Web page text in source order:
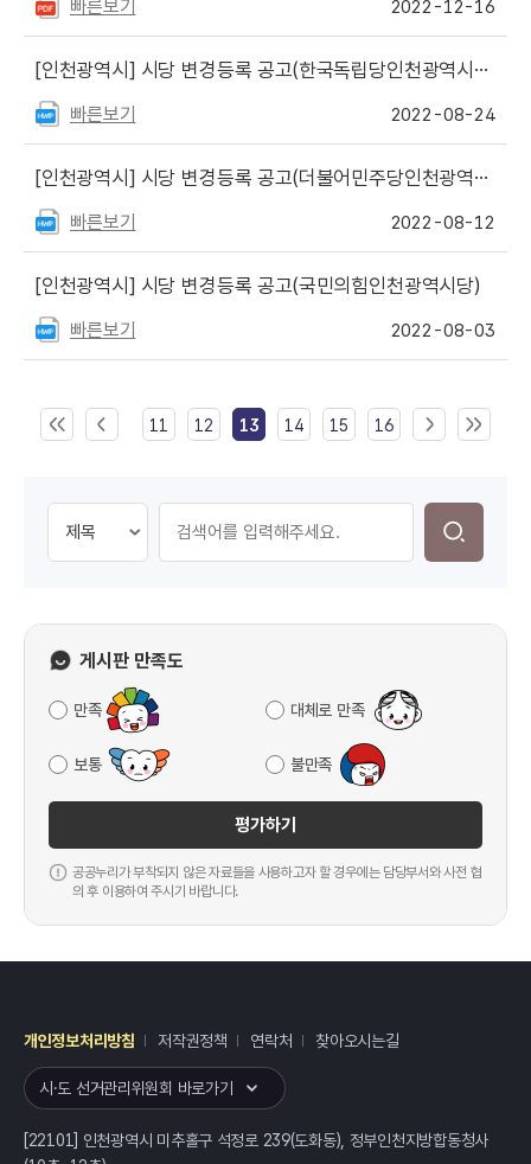
빠른보기 2022-12-16
[인천광역시] 시당 변경등록 공고(한국독립당인천광역시당)
빠른보기 2022-08-24
[인천광역시] 시당 변경등록 공고(더불어민주당인천광역시당)
빠른보기 2022-08-12
[인천광역시] 시당 변경등록 공고(국민의힘인천광역시당)
빠른보기 2022-08-03
11 12 13 14 15 16
게시판 만족도
만족 대체로 만족
보통 불만족
평가하기
공공누리가 부착되지 않은 자료들을 사용하고자 할 경우에는 담당부서와 사전 협
의 후 이용하여 주시기 바랍니다.
개인정보처리방침 저작권정책 연락처 찾아오시는길
시·도 선거관리위원회 바로가기
[22101] 인천광역시 미추홀구 석정로 239(도화동), 정부인천지방합동청사